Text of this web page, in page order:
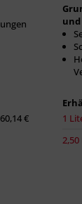
60,14 €
1